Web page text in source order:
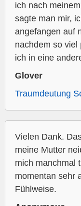
ich nach
sagte man mir,
angefangen auf
nachdem so viel
ich in eine
Glover
Traumdeutung
Vielen Dank.
meine Mutter
mich manchmal
momentan sehr
Fühlweise.